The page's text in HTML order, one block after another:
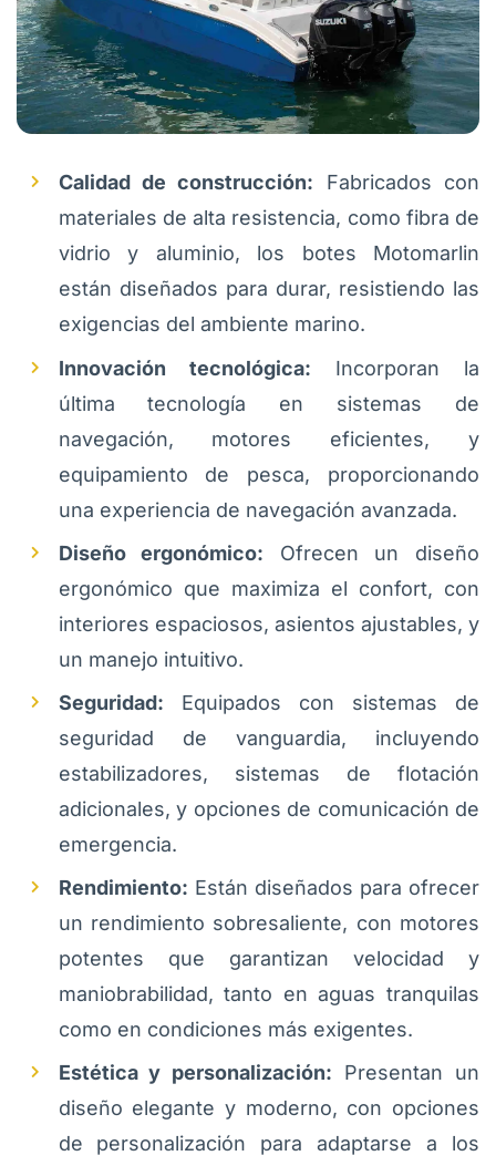
Calidad de construcción: Fabricados con
materiales de alta resistencia, como fibra de
vidrio y aluminio, los botes Motomarlin
están diseñados para durar, resistiendo las
exigencias del ambiente marino.
Innovación tecnológica: Incorporan la
última tecnología en sistemas de
navegación, motores eficientes, y
equipamiento de pesca, proporcionando
una experiencia de navegación avanzada.
Diseño ergonómico: Ofrecen un diseño
ergonómico que maximiza el confort, con
interiores espaciosos, asientos ajustables, y
un manejo intuitivo.
Seguridad: Equipados con sistemas de
seguridad de vanguardia, incluyendo
estabilizadores, sistemas de flotación
adicionales, y opciones de comunicación de
emergencia.
Rendimiento: Están diseñados para ofrecer
un rendimiento sobresaliente, con motores
potentes que garantizan velocidad y
maniobrabilidad, tanto en aguas tranquilas
como en condiciones más exigentes.
Estética y personalización: Presentan un
diseño elegante y moderno, con opciones
de personalización para adaptarse a los